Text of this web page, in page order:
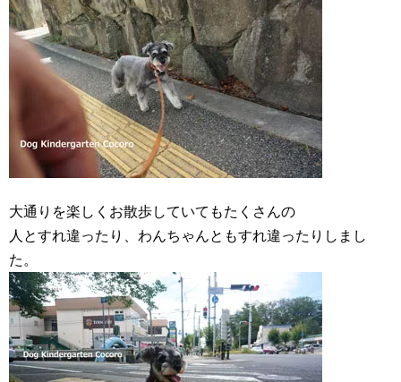
大通りを楽しくお散歩していてもたくさんの
人とすれ違ったり、わんちゃんともすれ違ったりしまし
た。